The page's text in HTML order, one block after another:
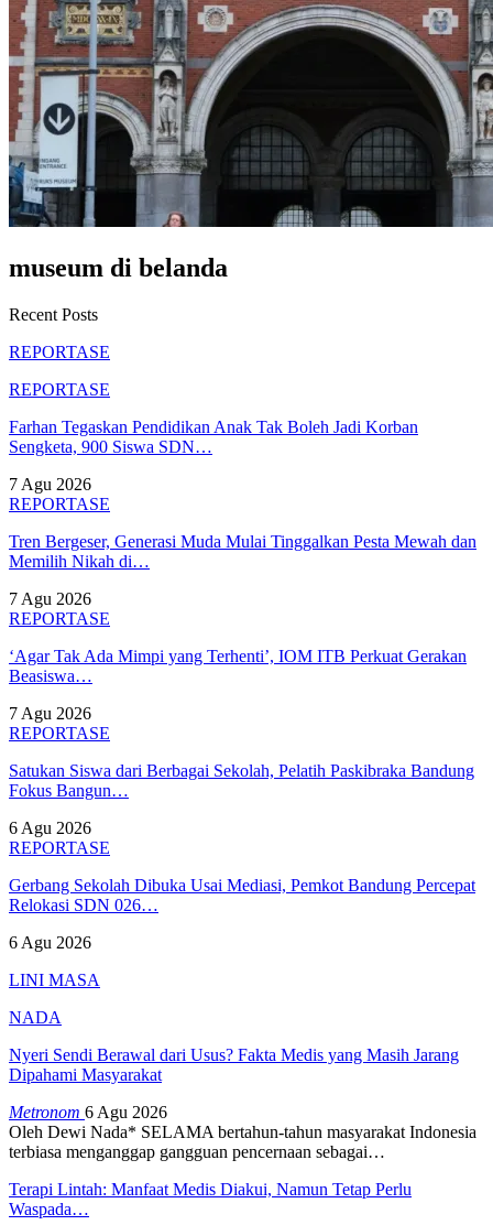
museum di belanda
Recent Posts
REPORTASE
REPORTASE
Farhan Tegaskan Pendidikan Anak Tak Boleh Jadi Korban
Sengketa, 900 Siswa SDN…
7 Agu 2026
REPORTASE
Tren Bergeser, Generasi Muda Mulai Tinggalkan Pesta Mewah dan
Memilih Nikah di…
7 Agu 2026
REPORTASE
‘Agar Tak Ada Mimpi yang Terhenti’, IOM ITB Perkuat Gerakan
Beasiswa…
7 Agu 2026
REPORTASE
Satukan Siswa dari Berbagai Sekolah, Pelatih Paskibraka Bandung
Fokus Bangun…
6 Agu 2026
REPORTASE
Gerbang Sekolah Dibuka Usai Mediasi, Pemkot Bandung Percepat
Relokasi SDN 026…
6 Agu 2026
LINI MASA
NADA
Nyeri Sendi Berawal dari Usus? Fakta Medis yang Masih Jarang
Dipahami Masyarakat
Metronom 6 Agu 2026
Oleh Dewi Nada* SELAMA bertahun-tahun masyarakat Indonesia
terbiasa menganggap gangguan pencernaan sebagai…
Terapi Lintah: Manfaat Medis Diakui, Namun Tetap Perlu
Waspada…